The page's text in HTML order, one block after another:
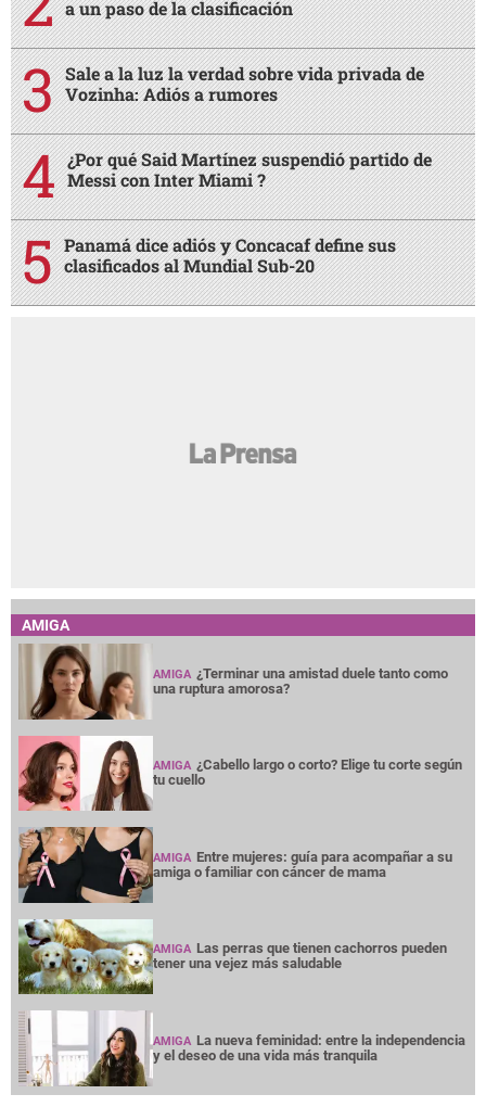
a un paso de la clasificación
Sale a la luz la verdad sobre vida privada de
Vozinha: Adiós a rumores
¿Por qué Said Martínez suspendió partido de
Messi con Inter Miami ?
Panamá dice adiós y Concacaf define sus
clasificados al Mundial Sub-20
AMIGA
AMIGA ¿Terminar una amistad duele tanto como
una ruptura amorosa?
AMIGA ¿Cabello largo o corto? Elige tu corte según
tu cuello
AMIGA Entre mujeres: guía para acompañar a su
amiga o familiar con cáncer de mama
AMIGA Las perras que tienen cachorros pueden
tener una vejez más saludable
AMIGA La nueva feminidad: entre la independencia
y el deseo de una vida más tranquila